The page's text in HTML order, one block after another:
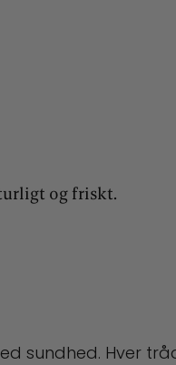
og friskt.
sundhed. Hver